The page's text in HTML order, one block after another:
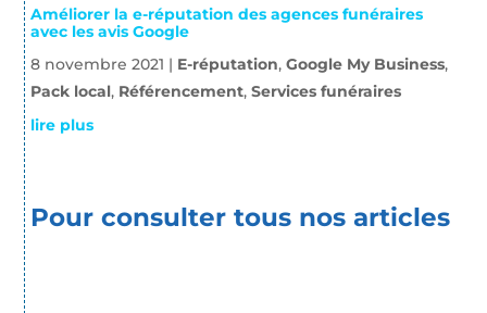
Améliorer la e-réputation des agences funéraires
avec les avis Google
8 novembre 2021 | E-réputation, Google My Business,
Pack local, Référencement, Services funéraires
lire plus
Pour consulter tous nos articles